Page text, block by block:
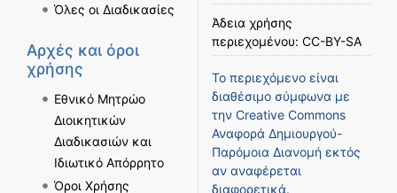
Όλες οι Διαδικασίες
Αρχές και όροι
χρήσης
Εθνικό Μητρώο
Διοικητικών
Διαδικασιών και
Ιδιωτικό Απόρρητο
Όροι Χρήσης
Άδεια χρήσης
περιεχομένου: CC-BY-SA
Το περιεχόμενο είναι
διαθέσιμο σύμφωνα με
την Creative Commons
Αναφορά Δημιουργού-
Παρόμοια Διανομή εκτός
αν αναφέρεται
διαφορετικά.